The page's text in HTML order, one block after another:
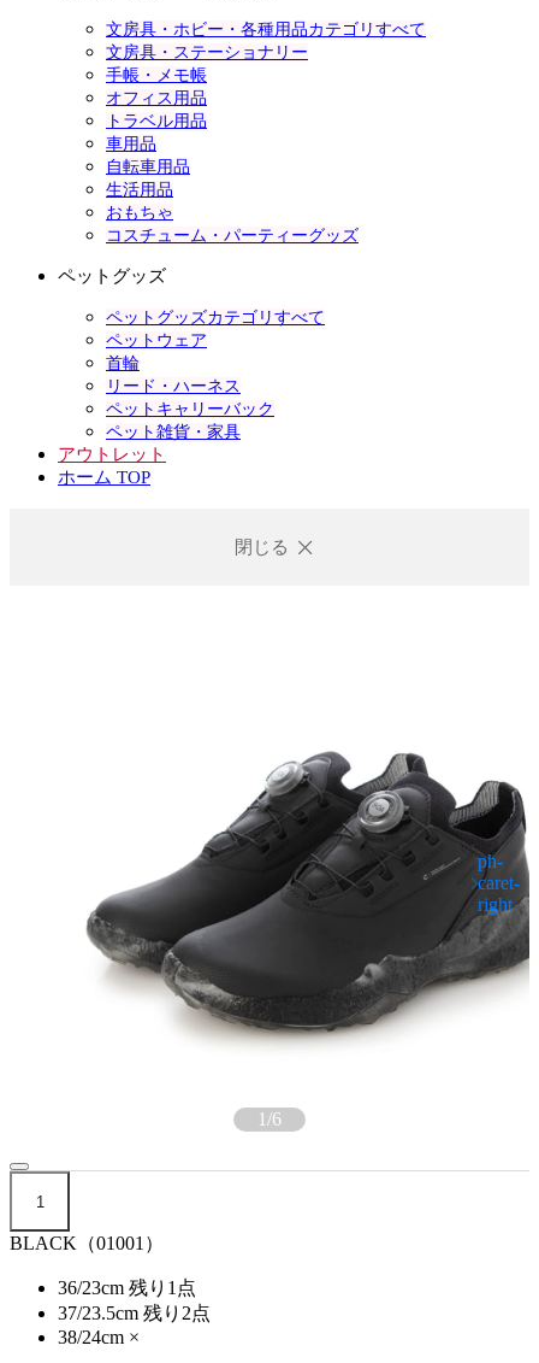
文房具・ホビー・各種用品カテゴリすべて
文房具・ステーショナリー
手帳・メモ帳
オフィス用品
トラベル用品
車用品
自転車用品
生活用品
おもちゃ
コスチューム・パーティーグッズ
ペットグッズ
ペットグッズカテゴリすべて
ペットウェア
首輪
リード・ハーネス
ペットキャリーバック
ペット雑貨・家具
アウトレット
ホーム TOP
閉じる
1/6
1
BLACK（01001）
36/23cm 残り1点
37/23.5cm 残り2点
38/24cm ×